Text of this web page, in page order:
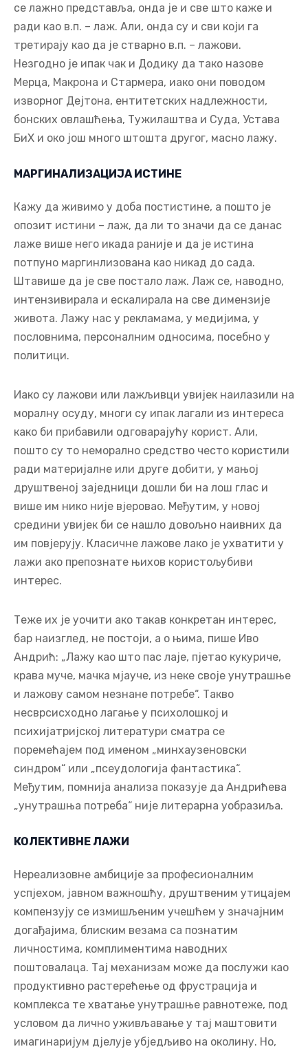
се лажно представља, онда је и све што каже и
ради као в.п. – лаж. Али, онда су и сви који га
третирају као да је стварно в.п. – лажови.
Незгодно је ипак чак и Додику да тако назове
Мерца, Макрона и Стармера, иако они поводом
изворног Дејтона, ентитетских надлежности,
бонских овлашћења, Тужилаштва и Суда, Устава
БиХ и око још много штошта другог, масно лажу.
МАРГИНАЛИЗАЦИЈА ИСТИНЕ
Кажу да живимо у доба постистине, а пошто је
опозит истини – лаж, да ли то значи да се данас
лаже више него икада раније и да је истина
потпуно маргинлизована као никад до сада.
Штавише да је све постало лаж. Лаж се, наводно,
интензивирала и ескалирала на све димензије
живота. Лажу нас у рекламама, у медијима, у
пословнима, персоналним односима, посебно у
политици.
Иако су лажови или лажљивци увијек наилазили на
моралну осуду, многи су ипак лагали из интереса
како би прибавили одговарајућу корист. Али,
пошто су то неморално средство често користили
ради материјалне или друге добити, у мањој
друштвеној заједници дошли би на лош глас и
више им нико није вјеровао. Међутим, у новој
средини увијек би се нашло довољно наивних да
им повјерују. Класичне лажове лако је ухватити у
лажи ако препознате њихов користољубиви
интерес.
Теже их је уочити ако такав конкретан интерес,
бар наизглед, не постоји, а о њима, пише Иво
Андрић: „Лажу као што пас лаје, пјетао кукуриче,
крава муче, мачка мјауче, из неке своје унутрашње
и лажову самом незнане потребе“. Такво
несврсисходно лагање у психолошкој и
психијатријској литератури сматра се
поремећајем под именом „минхаузеновски
синдром“ или „псеудологија фантастика“.
Међутим, помнија анализа показује да Андрићева
„унутрашња потреба“ није литерарна уобразиља.
КОЛЕКТИВНЕ ЛАЖИ
Нереализовне амбиције за професионалним
успјехом, јавном важношћу, друштвеним утицајем
компензују се измишљеним учешћем у значајним
догађајима, блиским везама са познатим
личностима, комплиментима наводних
поштовалаца. Тај механизам може да послужи као
продуктивно растерећење од фрустрација и
комплекса те хватање унутрашње равнотеже, под
условом да лично уживљавање у тај маштовити
имагинаријум дјелује убједљиво на околину. Но,